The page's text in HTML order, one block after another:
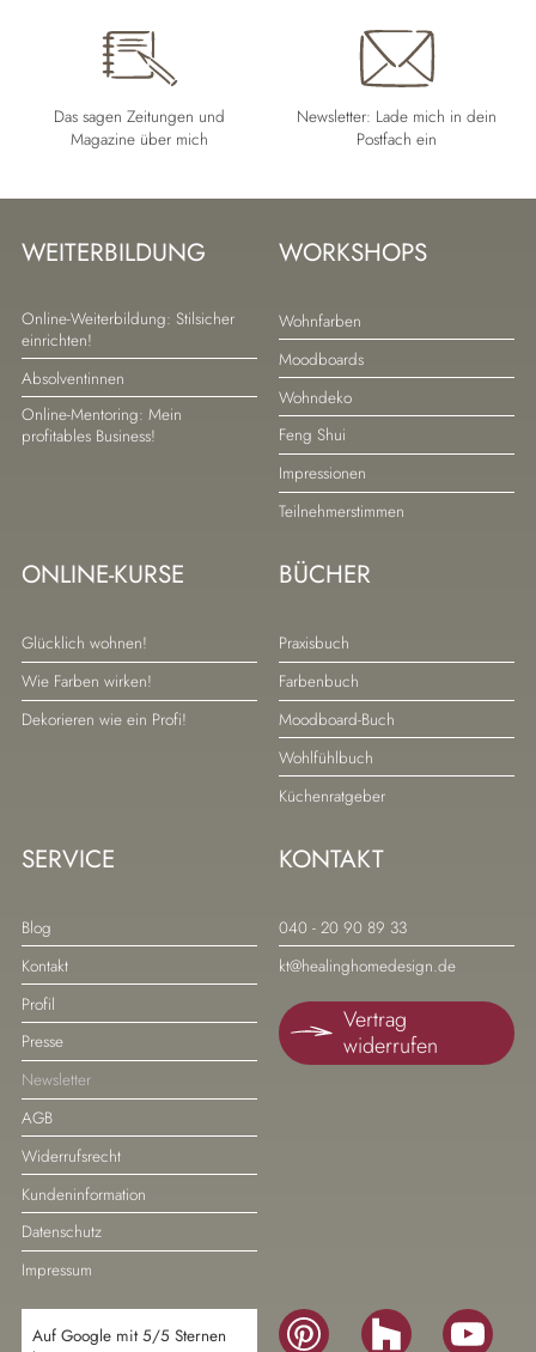
Das sagen Zeitungen und
Magazine über mich
Newsletter: Lade mich in dein
Postfach ein
WEITERBILDUNG
Navigation
überspringen
Online-Weiterbildung: Stilsicher
einrichten!
Absolventinnen
Online-Mentoring: Mein
profitables Business!
WORKSHOPS
Navigation
überspringen
Wohnfarben
Moodboards
Wohndeko
Feng Shui
Impressionen
Teilnehmerstimmen
ONLINE-KURSE
Navigation
überspringen
Glücklich wohnen!
Wie Farben wirken!
Dekorieren wie ein Profi!
BÜCHER
Navigation
überspringen
Praxisbuch
Farbenbuch
Moodboard-Buch
Wohlfühlbuch
Küchenratgeber
SERVICE
Navigation
überspringen
Blog
Kontakt
Profil
Presse
Newsletter
AGB
Widerrufsrecht
Kundeninformation
Datenschutz
Impressum
KONTAKT
Navigation
überspringen
040 - 20 90 89 33
kt@healinghomedesign.de
Vertrag
widerrufen
Auf Google mit 5/5 Sternen
Navigation